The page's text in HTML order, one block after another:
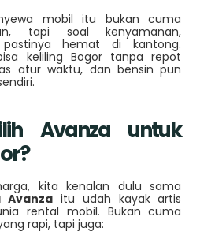
mobil itu bukan cuma
tapi soal kenyamanan,
hemat di kantong.
keliling Bogor tanpa repot
atur waktu, dan bensin pun
Avanza untuk
kita kenalan dulu sama
Avanza itu udah kayak artis
rental mobil. Bukan cuma
rapi, tapi juga: